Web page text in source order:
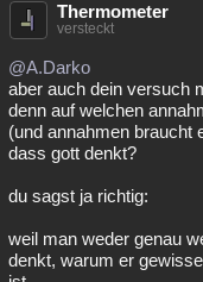
Thermometer
versteckt
@A.Darko
aber auch dein versuch
denn auf welchen
(und annahmen braucht
dass gott denkt?
du sagst ja richtig:
weil man weder genau
denkt, warum er